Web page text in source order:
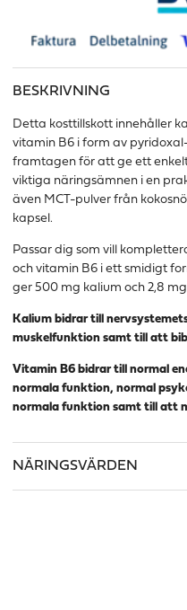
BESKRIVNING
Detta kosttillskott innehåller
vitamin B6 i form av
framtagen för att ge ett
viktiga näringsämnen i en
även MCT-pulver från
kapsel.
Passar dig som vill
och vitamin B6 i ett smidigt
ger 500 mg kalium och 2,8
Kalium bidrar till
muskelfunktion samt till att
Vitamin B6 bidrar till normal
normala funktion, normal
normala funktion samt till att
NÄRINGSVÄRDEN